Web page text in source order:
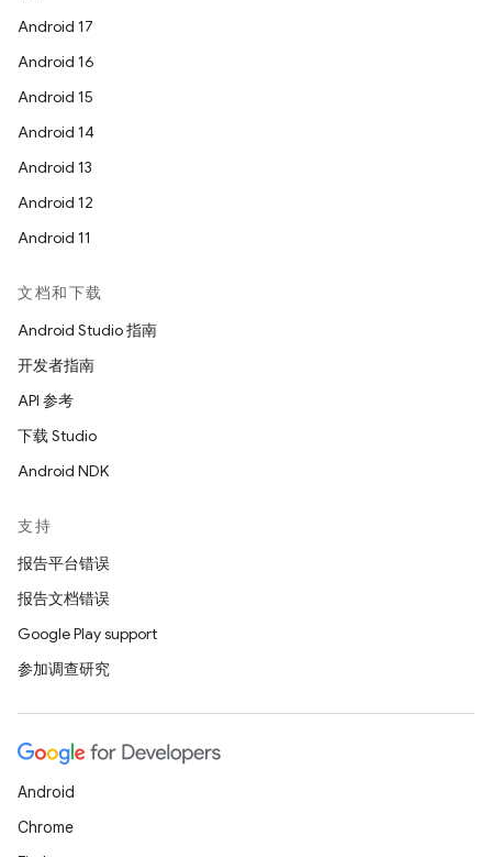
Android 17
Android 16
Android 15
Android 14
Android 13
Android 12
Android 11
文档和下载
Android Studio 指南
开发者指南
API 参考
下载 Studio
Android NDK
支持
报告平台错误
报告文档错误
Google Play support
参加调查研究
Android
Chrome